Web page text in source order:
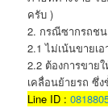
ครับ )
2. กรณีซากรถช
2.1 ไม่เน้นขายเ
2.2 ต้องการขาย
เคลื่อนย้ายรถ ซึ่
Line ID :